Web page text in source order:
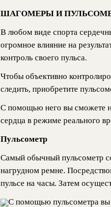
ШАГОМЕРЫ И
В любом виде спорта
огромное влияние на
контроль своего пульса.
Чтобы объективно
следить, приобретите
С помощью него вы сможете
сердца в режиме реального
Пульсометр
Самый обычный пульсометр
нагрудном ремне.
пульсе на часы. Затем
С помощью пульсометра вы